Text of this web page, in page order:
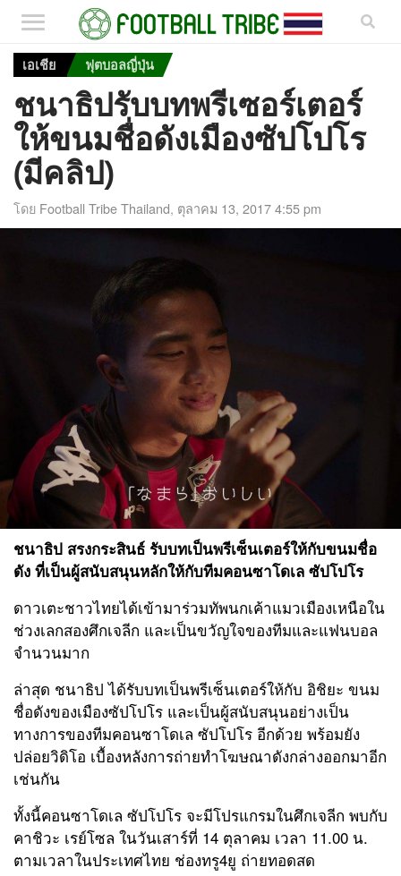
เอเชีย ฟุตบอลญี่ปุ่น
ชนาธิปรับบทพรีเซอร์เตอร์
ให้ขนมชื่อดังเมืองซัปโปโร
(มีคลิป)
โดย Football Tribe Thailand, ตุลาคม 13, 2017 4:55 pm
ชนาธิป สรงกระสินธ์ รับบทเป็นพรีเซ็นเตอร์ให้กับขนมชื่อ
ดัง ที่เป็นผู้สนับสนุนหลักให้กับทีมคอนซาโดเล ซัปโปโร
ดาวเตะชาวไทยได้เข้ามาร่วมทัพนกเค้าแมวเมืองเหนือใน
ช่วงเลกสองศึกเจลีก และเป็นขวัญใจของทีมและแฟนบอล
จำนวนมาก
ล่าสุด ชนาธิป ได้รับบทเป็นพรีเซ็นเตอร์ให้กับ อิชิยะ ขนม
ชื่อดังของเมืองซัปโปโร และเป็นผู้สนับสนุนอย่างเป็น
ทางการของทีมคอนซาโดเล ซัปโปโร อีกด้วย พร้อมยัง
ปล่อยวิดิโอ เบื้องหลังการถ่ายทำโฆษณาดังกล่างออกมาอีก
เช่นกัน
ทั้งนี้คอนซาโดเล ซัปโปโร จะมีโปรแกรมในศึกเจลีก พบกับ
คาชิวะ เรย์โซล ในวันเสาร์ที่ 14 ตุลาคม เวลา 11.00 น.
ตามเวลาในประเทศไทย ช่องทรู4ยู ถ่ายทอดสด